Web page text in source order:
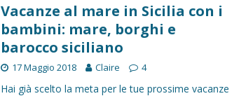
Vacanze al mare in Sicilia con i
bambini: mare, borghi e
barocco siciliano
17 Maggio 2018 Claire 4
Hai già scelto la meta per le tue prossime vacanze